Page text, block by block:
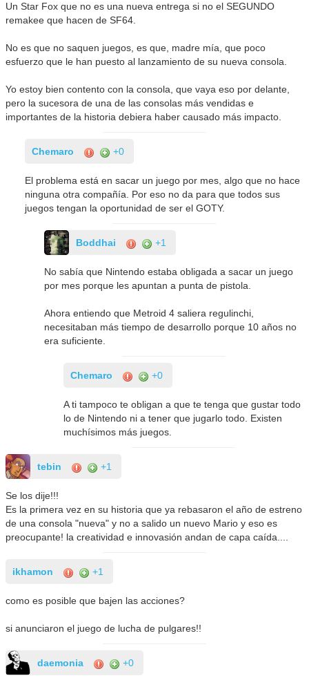
Un Star Fox que no es una nueva entrega si no el SEGUNDO
remakee que hacen de SF64.
No es que no saquen juegos, es que, madre mía, que poco
esfuerzo que le han puesto al lanzamiento de su nueva consola.
Yo estoy bien contento con la consola, que vaya eso por delante,
pero la sucesora de una de las consolas más vendidas e
importantes de la historia debiera haber causado más impacto.
Chemaro +0
El problema está en sacar un juego por mes, algo que no hace
ninguna otra compañía. Por eso no da para que todos sus
juegos tengan la oportunidad de ser el GOTY.
Boddhai +1
No sabía que Nintendo estaba obligada a sacar un juego
por mes porque les apuntan a punta de pistola.
Ahora entiendo que Metroid 4 saliera regulinchi,
necesitaban más tiempo de desarrollo porque 10 años no
era suficiente.
Chemaro +0
A ti tampoco te obligan a que te tenga que gustar todo
lo de Nintendo ni a tener que jugarlo todo. Existen
muchísimos más juegos.
tebin +1
Se los dije!!!
Es la primera vez en su historia que ya rebasaron el año de estreno
de una consola "nueva" y no a salido un nuevo Mario y eso es
preocupante! la creatividad e innovasión andan de capa caída....
ikhamon +1
como es posible que bajen las acciones?
si anunciaron el juego de lucha de pulgares!!
daemonia +0